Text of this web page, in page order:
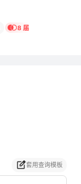
8 届
套用查询模板